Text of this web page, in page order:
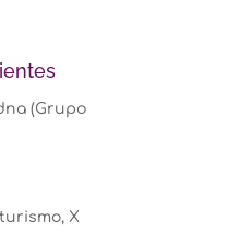
(Grupo
X